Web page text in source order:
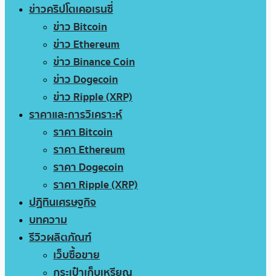
ข่าวคริปโตเคอเรนซี่
ข่าว Bitcoin
ข่าว Ethereum
ข่าว Binance Coin
ข่าว Dogecoin
ข่าว Ripple (XRP)
ราคาและการวิเคราะห์
ราคา Bitcoin
ราคา Ethereum
ราคา Dogecoin
ราคา Ripple (XRP)
ปฏิทินเศรษฐกิจ
บทความ
รีวิวผลิตภัณฑ์
เว็บซื้อขาย